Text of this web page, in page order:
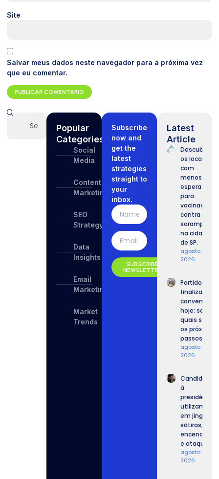
Site
Salvar meus dados neste navegador para a próxima vez
que eu comentar.
Popular
Categories
Social
Media
Content
Marketing
SEO
Strategy
Data
Insights
Email
Marketing
Market
Trends
Subscribe
now and
get the
latest
strategies
straight to
your
inbox.
SUBSCRIBE
NEWSLETTER
Latest
Article
Descubra
os locais
com
menos
espera
para
vacinação
contra o
sarampo
na cidade
de SP.
agosto 8,
2026
Partidos
finalizam
convenções
hoje; saiba
quais serão
os próximos
passos.
agosto 7,
2026
Candidatos
à
presidência
utilizam IA
em jingles,
sátiras,
encenações
e ataques.
agosto 7,
2026